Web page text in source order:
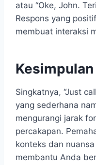
atau “Oke, John.
Respons yang
membuat interaksi
Kesimpulan
Singkatnya, “Just
yang sederhana
mengurangi jarak
percakapan.
konteks dan
membantu Anda